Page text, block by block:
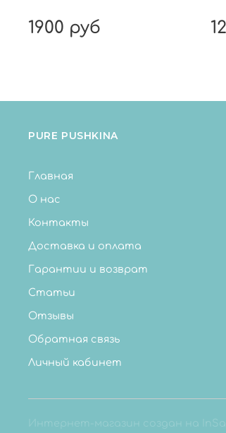
1900 руб
PURE PUSHKINA
Главная
О нас
Контакты
Доставка и оплата
Гарантии и возврат
Статьи
Отзывы
Обратная связь
Личный кабинет
Интернет-магазин создан на